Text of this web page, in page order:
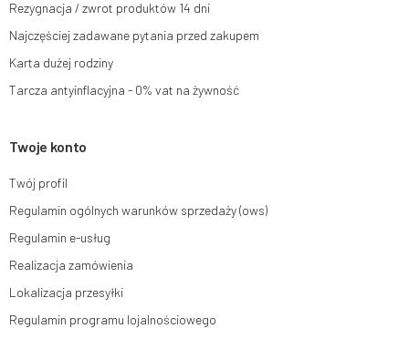
Więcej informacji:www.mouton.pl/ODO
Rezygnacja / zwrot produktów 14 dni
Najczęściej zadawane pytania przed zakupem
Karta dużej rodziny
Tarcza antyinflacyjna - 0% vat na żywność
Twoje konto
Twój profil
Regulamin ogólnych warunków sprzedaży (ows)
Regulamin e-usług
Realizacja zamówienia
Lokalizacja przesyłki
Regulamin programu lojalnościowego